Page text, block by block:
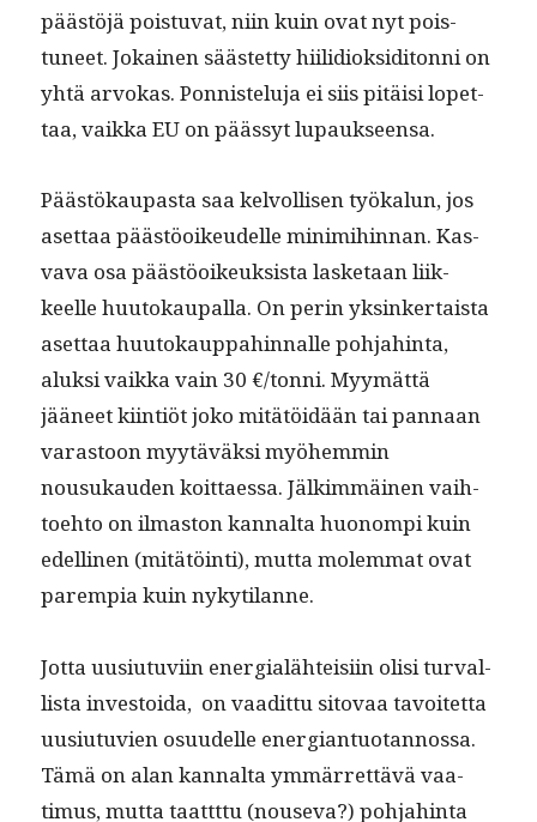
päästöjä pois­tu­vat, niin kuin ovat nyt pois­
tuneet. Jokainen säästet­ty hiilid­iok­sidi­ton­ni on
yhtä arvokas. Pon­nis­telu­ja ei siis pitäisi lopet­
taa, vaik­ka EU on päässyt lupaukseensa.
Päästökau­pas­ta saa kelvol­lisen työkalun, jos
aset­taa päästöoikeudelle min­im­i­hin­nan. Kas­
va­va osa päästöoikeuk­sista las­ke­taan liik­
keelle huu­tokau­pal­la. On perin yksinker­taista
aset­taa huu­tokaup­pahin­nalle poh­jahin­ta,
aluk­si vaik­ka vain 30 €/tonni. Myymät­tä
jääneet kiin­tiöt joko mitätöidään tai pan­naan
varas­toon myytäväk­si myöhem­min
nousukau­den koit­taes­sa. Jälkim­mäi­nen vai­h­
toe­hto on ilmas­ton kannal­ta huonom­pi kuin
edelli­nen (mitätöin­ti), mut­ta molem­mat ovat
parem­pia kuin nykytilanne.
Jot­ta uusi­u­tu­vi­in ener­gialähteisi­in olisi tur­val­
lista investoi­da, on vaa­dit­tu sito­vaa tavoitet­ta
uusi­u­tu­vien osu­udelle ener­giantuotan­nos­sa.
Tämä on alan kannal­ta ymmär­ret­tävä vaa­
timus, mut­ta taattt­tu (nou­se­va?) poh­jahin­ta